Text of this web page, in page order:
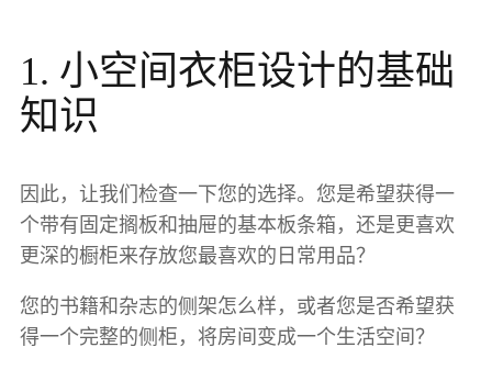
1. 小空间衣柜设计的基础
知识
因此，让我们检查一下您的选择。您是希望获得一
个带有固定搁板和抽屉的基本板条箱，还是更喜欢
更深的橱柜来存放您最喜欢的日常用品？
您的书籍和杂志的侧架怎么样，或者您是否希望获
得一个完整的侧柜，将房间变成一个生活空间？